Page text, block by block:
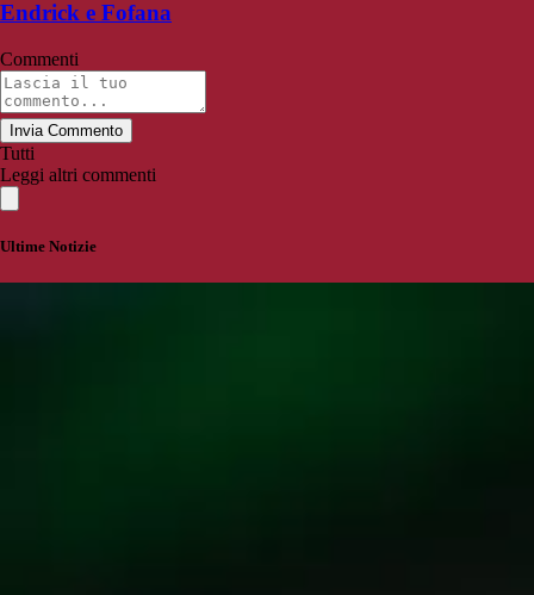
Endrick e Fofana
Commenti
Invia Commento
Tutti
Leggi altri commenti
Ultime Notizie